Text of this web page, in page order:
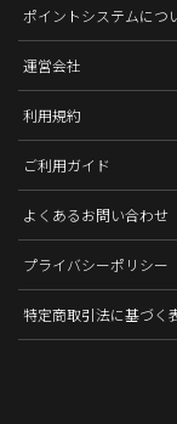
ポイントシステムにつ
運営会社
利用規約
ご利用ガイド
よくあるお問い合わせ
プライバシーポリシー
特定商取引法に基づく